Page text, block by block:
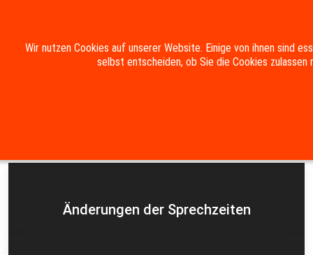
Impressum Datenschutzerklärung
Änderungen der Sprechzeiten
Wir nutzen Cookies auf unserer Website. Einige von ihnen sind
selbst entscheiden, ob Sie die Cookies